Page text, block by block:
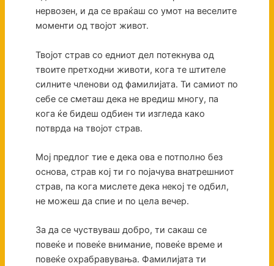
нервозен, и да се враќаш со умот на веселите
моменти од твојот живот.
Твојот страв со едниот дел потекнува од
твоите претходни животи, кога те штителе
силните членови од фамилијата. Ти самиот по
себе се сметаш дека не вредиш многу, па
кога ќе бидеш одбиен ти изгледа како
потврда на твојот страв.
Мој предлог тие е дека ова е потполно без
основа, страв кој ти го појачува внатрешниот
страв, па кога мислете дека некој те одбил,
не можеш да спие и по цела вечер.
За да се чуствуваш добро, ти сакаш се
повеќе и повеќе внимание, повеќе време и
повеќе охрабравувања. Фамилијата ти